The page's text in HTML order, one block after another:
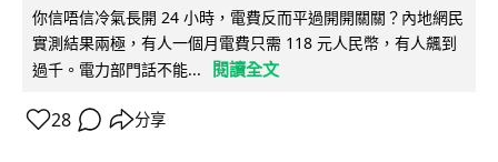
你信唔信冷氣長開 24 小時，電費反而平過開開關關？內地網民
實測結果兩極，有人一個月電費只需 118 元人民幣，有人飆到
過千。電力部門話不能...
閱讀全文
28 分享